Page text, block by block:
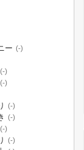
ー (-)
(-)
(-)
(-)
(-)
(-)
(-)